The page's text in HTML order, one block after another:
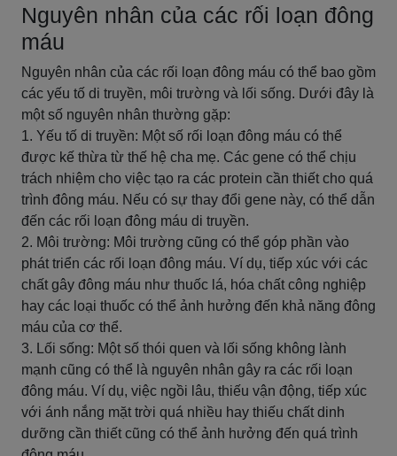
Nguyên nhân của các rối loạn đông
máu
Nguyên nhân của các rối loạn đông máu có thể bao gồm
các yếu tố di truyền, môi trường và lối sống. Dưới đây là
một số nguyên nhân thường gặp:
1. Yếu tố di truyền: Một số rối loạn đông máu có thể
được kế thừa từ thế hệ cha mẹ. Các gene có thể chịu
trách nhiệm cho việc tạo ra các protein cần thiết cho quá
trình đông máu. Nếu có sự thay đổi gene này, có thể dẫn
đến các rối loạn đông máu di truyền.
2. Môi trường: Môi trường cũng có thể góp phần vào
phát triển các rối loạn đông máu. Ví dụ, tiếp xúc với các
chất gây đông máu như thuốc lá, hóa chất công nghiệp
hay các loại thuốc có thể ảnh hưởng đến khả năng đông
máu của cơ thể.
3. Lối sống: Một số thói quen và lối sống không lành
mạnh cũng có thể là nguyên nhân gây ra các rối loạn
đông máu. Ví dụ, việc ngồi lâu, thiếu vận động, tiếp xúc
với ánh nắng mặt trời quá nhiều hay thiếu chất dinh
dưỡng cần thiết cũng có thể ảnh hưởng đến quá trình